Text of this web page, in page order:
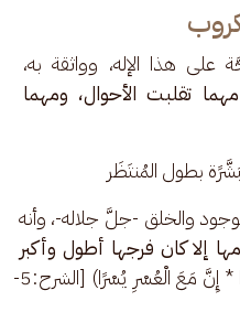
هذا الإله، وواثقة به،
مهما تقلبت الأحوال، ومهما
بطول المُنتَظَر
والخلق -جلَّ جلاله-، وأنه
إلا كان فرجها أطول وأكبر
وهكذا (فَإِنَّ مَعَ الْعُسْرِ يُسْرًا * إِنَّ مَعَ الْعُسْرِ يُسْرًا) [الشرح:5-